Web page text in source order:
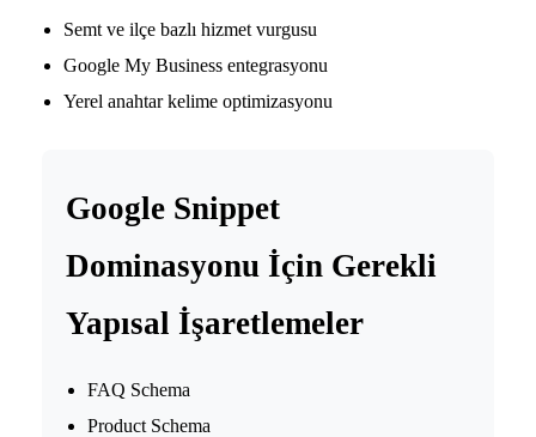
Semt ve ilçe bazlı hizmet vurgusu
Google My Business entegrasyonu
Yerel anahtar kelime optimizasyonu
Google Snippet
Dominasyonu İçin Gerekli
Yapısal İşaretlemeler
FAQ Schema
Product Schema